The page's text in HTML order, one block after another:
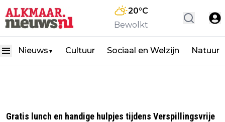
20°C
Bewolkt
Nieuws ▼ Cultuur Sociaal en Welzijn Natuur
Gratis lunch en handige hulpjes tijdens Verspillingsvrije